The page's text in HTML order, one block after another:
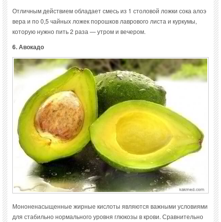
Отличным действием обладает смесь из 1 столовой ложки сока алоэ
вера и по 0,5 чайных ложек порошков лаврового листа и куркумы,
которую нужно пить 2 раза — утром и вечером.
6. Авокадо
Мононенасыщенные жирные кислоты являются важными условиями
для стабильно нормального уровня глюкозы в крови. Сравнительно